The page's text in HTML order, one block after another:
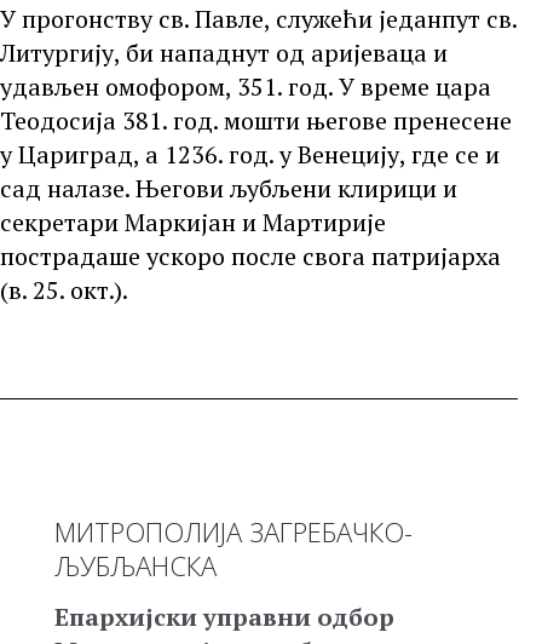
У прогонству св. Павле, служећи једанпут св.
Литургију, би нападнут од аријеваца и
удављен омофором, 351. год. У време цара
Теодосија 381. год. мошти његове пренесене
у Цариград, а 1236. год. у Венецију, где се и
сад налазе. Његови љубљени клирици и
секретари Маркијан и Мартирије
пострадаше ускоро после свога патријарха
(в. 25. окт.).
МИТРОПОЛИЈА ЗАГРЕБАЧКО-
ЉУБЉАНСКА
Епархијски управни одбор